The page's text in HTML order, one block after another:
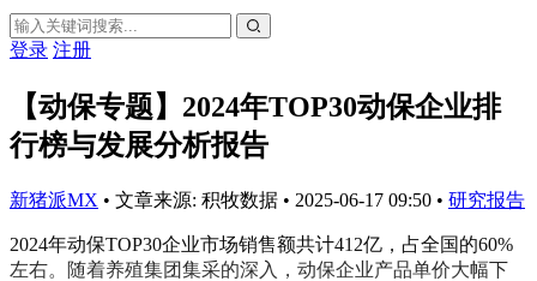
登录 注册
【动保专题】2024年TOP30动保企业排
行榜与发展分析报告
新猪派MX • 文章来源: 积牧数据 • 2025-06-17 09:50 • 研究报告
2024年动保TOP30企业市场销售额共计412亿，占全国的60%
左右。随着养殖集团集采的深入，动保企业产品单价大幅下